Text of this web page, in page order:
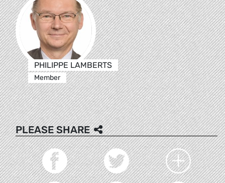
PHILIPPE LAMBERTS
Member
PLEASE SHARE